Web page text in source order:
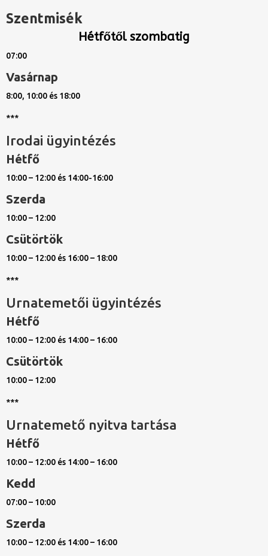
Szentmisék
Hétfőtől szombatig
07:00
Vasárnap
8:00, 10:00 és 18:00
***
Irodai ügyintézés
Hétfő
10:00 – 12:00 és 14:00-16:00
Szerda
10:00 – 12:00
Csütörtök
10:00 – 12:00 és 16:00 – 18:00
***
Urnatemetői ügyintézés
Hétfő
10:00 – 12:00 és 14:00 – 16:00
Csütörtök
10:00 – 12:00
***
Urnatemető nyitva tartása
Hétfő
10:00 – 12:00 és 14:00 – 16:00
Kedd
07:00 – 10:00
Szerda
10:00 – 12:00 és 14:00 – 16:00